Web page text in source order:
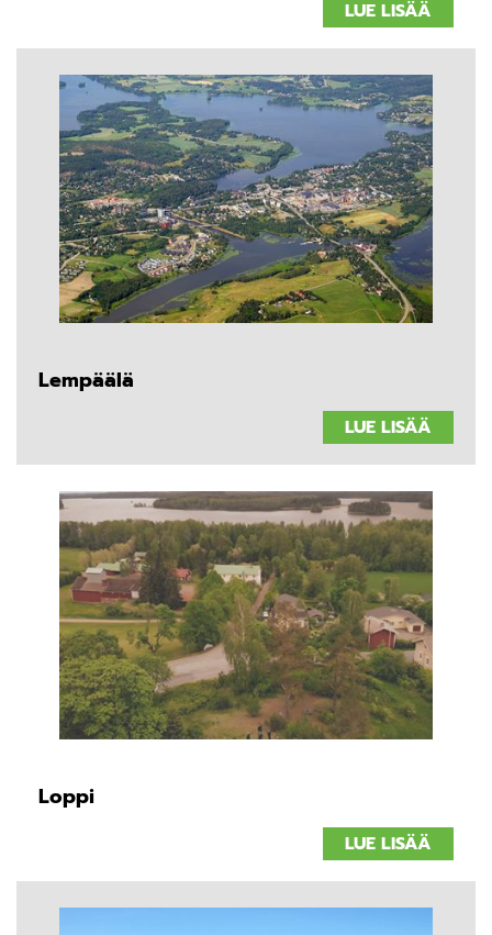
LUE LISÄÄ
Lempäälä
LUE LISÄÄ
Loppi
LUE LISÄÄ